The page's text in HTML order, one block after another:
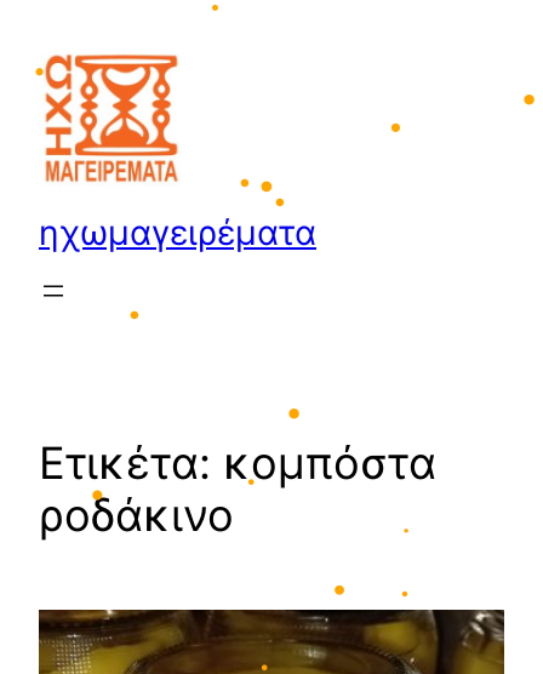
•
•
•
•
περιεχόμενο
ηχωμαγειρέματα
Ετικέτα: κομπόστα
ροδάκινο